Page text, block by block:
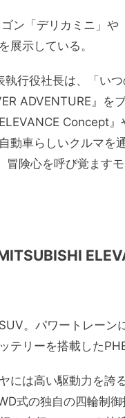
ン「デリカミニ」や
展示している。
行役社長は、「いつ
ADVENTURE』を
Concept』
動車らしいクルマを
冒険心を呼び覚ます
。パワートレーン
リーを搭載した
には高い駆動力を誇
式の独自の四輪制